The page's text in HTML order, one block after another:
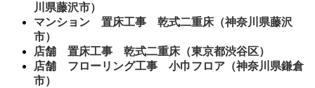
川県藤沢市）
マンション 置床工事 乾式二重床（神奈川県藤沢
市）
店舗 置床工事 乾式二重床（東京都渋谷区）
店舗 フローリング工事 小巾フロア（神奈川県鎌倉
市）